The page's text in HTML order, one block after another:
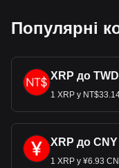
Популярні
XRP до TWD
1 XRP у
XRP до CNY
1 XRP у ¥6.93